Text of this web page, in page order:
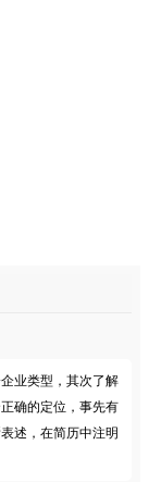
业类型，其次了解
确的定位，事先有
述，在简历中注明